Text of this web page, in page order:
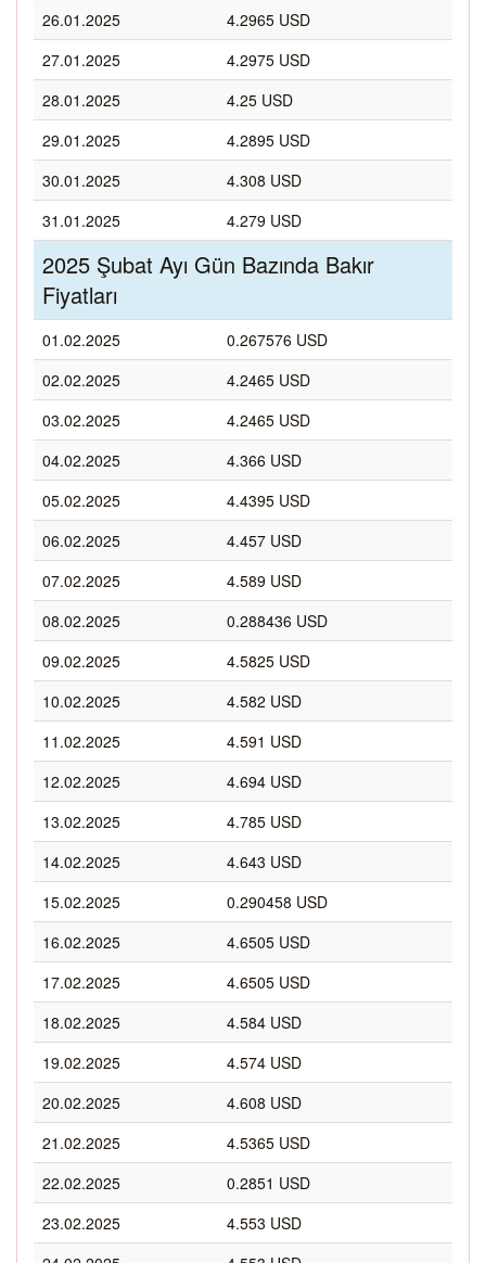
26.01.2025
4.2965 USD
27.01.2025
4.2975 USD
28.01.2025
4.25 USD
29.01.2025
4.2895 USD
30.01.2025
4.308 USD
31.01.2025
4.279 USD
2025 Şubat Ayı Gün Bazında Bakır
Fiyatları
01.02.2025
0.267576 USD
02.02.2025
4.2465 USD
03.02.2025
4.2465 USD
04.02.2025
4.366 USD
05.02.2025
4.4395 USD
06.02.2025
4.457 USD
07.02.2025
4.589 USD
08.02.2025
0.288436 USD
09.02.2025
4.5825 USD
10.02.2025
4.582 USD
11.02.2025
4.591 USD
12.02.2025
4.694 USD
13.02.2025
4.785 USD
14.02.2025
4.643 USD
15.02.2025
0.290458 USD
16.02.2025
4.6505 USD
17.02.2025
4.6505 USD
18.02.2025
4.584 USD
19.02.2025
4.574 USD
20.02.2025
4.608 USD
21.02.2025
4.5365 USD
22.02.2025
0.2851 USD
23.02.2025
4.553 USD